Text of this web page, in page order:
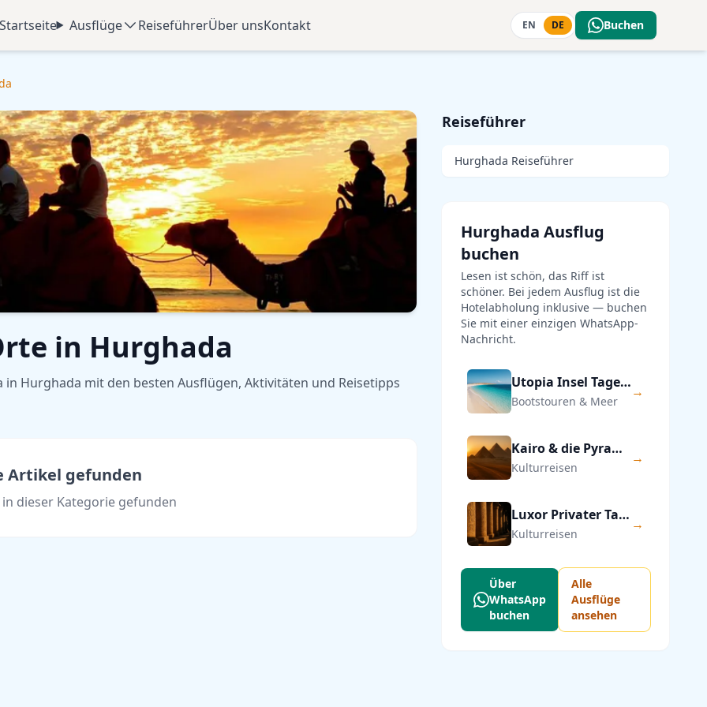
Startseite
Ausflüge ReiseführerÜber unsKontakt EN DE Buchen
in Hurghada
Hurghada mit den besten Ausflügen, Aktivitäten und Reisetipps
Artikel gefunden
dieser Kategorie gefunden
Reiseführer
Hurghada Reiseführer
Hurghada Ausflug
buchen
Lesen ist schön, das Riff ist
schöner. Bei jedem Ausflug ist die
Hotelabholung inklusive — buchen
Sie mit einer einzigen WhatsApp-
Nachricht.
Utopia Insel Tagesausflug ab Hurghada
Bootstouren & Meer
→
Kairo & die Pyramiden von Gizeh — Privater Tagesausflug
Kulturreisen
→
Luxor Privater Tagesausflug ab Hurghada
Kulturreisen
→
Über
WhatsApp
buchen
Alle
Ausflüge
ansehen